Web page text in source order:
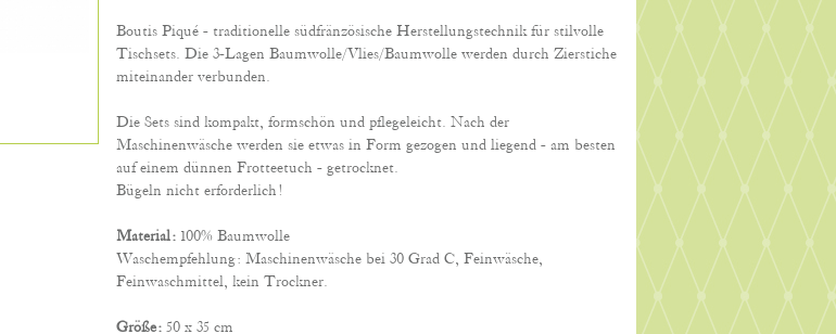
Boutis Piqué - traditionelle südfränzösische Herstellungstechnik für stilvolle
Tischsets. Die 3-Lagen Baumwolle/Vlies/Baumwolle werden durch Zierstiche
miteinander verbunden.
Die Sets sind kompakt, formschön und pflegeleicht. Nach der
Maschinenwäsche werden sie etwas in Form gezogen und liegend - am besten
auf einem dünnen Frotteetuch - getrocknet.
Bügeln nicht erforderlich!
Material: 100% Baumwolle
Waschempfehlung: Maschinenwäsche bei 30 Grad C, Feinwäsche,
Feinwaschmittel, kein Trockner.
Größe: 50 x 35 cm